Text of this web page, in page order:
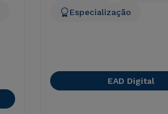
Especialização
EAD Digital